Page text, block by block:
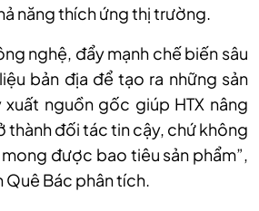
năng thích ứng thị trường.
nghệ, đẩy mạnh chế biến sâu
bản địa để tạo ra những sản
nguồn gốc giúp HTX nâng
thành đối tác tin cậy, chứ không
được bao tiêu sản phẩm”,
Quê Bác phân tích.